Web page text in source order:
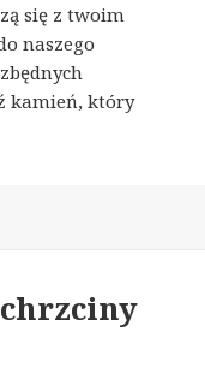
się z twoim
naszego
kamień, który